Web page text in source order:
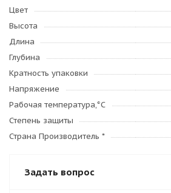
Цвет
Высота
Длина
Глубина
Кратность упаковки
Напряжение
Рабочая температура,°C
Степень защиты
Страна Производитель *
Задать вопрос